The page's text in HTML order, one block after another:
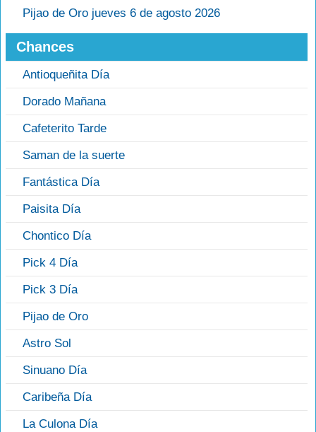
Pijao de Oro jueves 6 de agosto 2026
Chances
Antioqueñita Día
Dorado Mañana
Cafeterito Tarde
Saman de la suerte
Fantástica Día
Paisita Día
Chontico Día
Pick 4 Día
Pick 3 Día
Pijao de Oro
Astro Sol
Sinuano Día
Caribeña Día
La Culona Día